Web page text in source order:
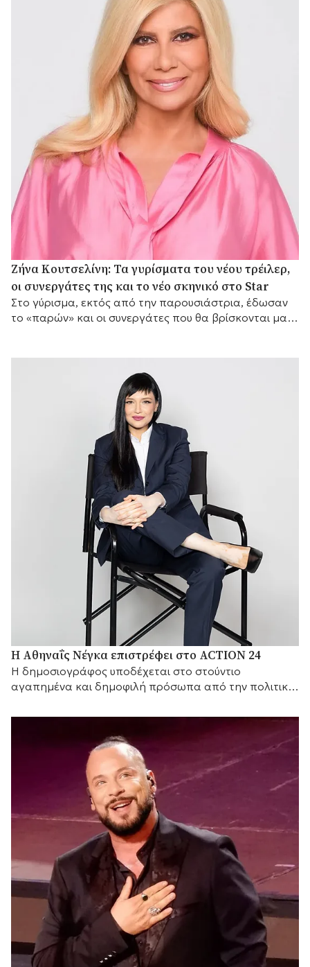
Ζήνα Κουτσελίνη: Τα γυρίσματα του νέου τρέιλερ,
οι συνεργάτες της και το νέο σκηνικό στο Star
Στο γύρισμα, εκτός από την παρουσιάστρια, έδωσαν
το «παρών» και οι συνεργάτες που θα βρίσκονται μαζί
Η Αθηναΐς Νέγκα επιστρέφει στο ACTION 24
H δημοσιογράφος υποδέχεται στο στούντιο
αγαπημένα και δημοφιλή πρόσωπα από την πολιτική